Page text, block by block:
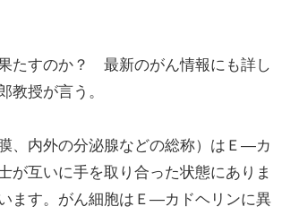
たすのか？ 最新のがん情報にも詳し
教授が言う。
、内外の分泌腺などの総称）はＥ―カ
が互いに手を取り合った状態にありま
ます。がん細胞はＥ―カドヘリンに異